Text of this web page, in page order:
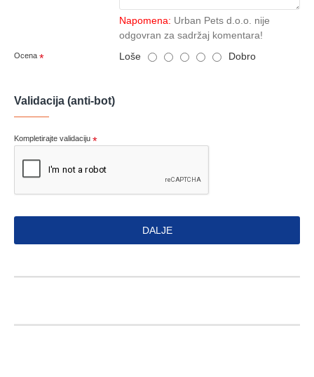
Napomena: Urban Pets d.o.o. nije
odgovran za sadržaj komentara!
Ocena Loše Dobro
Validacija (anti-bot)
Kompletirajte validaciju
DALJE